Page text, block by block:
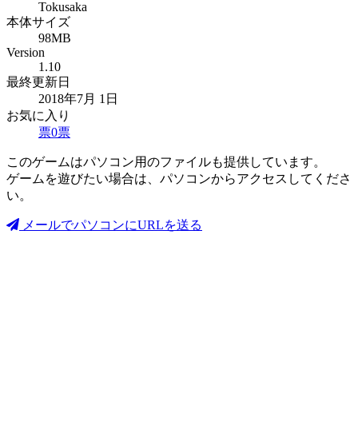
Tokusaka
本体サイズ
98MB
Version
1.10
最終更新日
2018年7月 1日
お気に入り
票0票
このゲームはパソコン用のファイルも提供しています。
ゲームを遊びたい場合は、パソコンからアクセスしてくださ
い。
メールでパソコンにURLを送る